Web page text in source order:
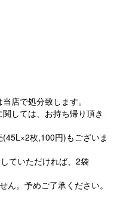
店で処分致します。
しては、お持ち帰り頂き
枚,100円)もございま
ていただければ、2袋
。予めご了承ください。